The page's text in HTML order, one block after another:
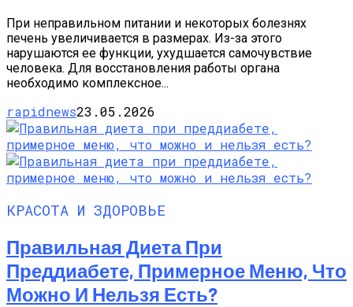
При неправильном питании и некоторых болезнях
печень увеличивается в размерах. Из-за этого
нарушаются ее функции, ухудшается самочувствие
человека. Для восстановления работы органа
необходимо комплексное...
rapidnews23.05.2026
КРАСОТА И ЗДОРОВЬЕ
Правильная Диета При
Преддиабете, Примерное Меню, Что
Можно И Нельзя Есть?